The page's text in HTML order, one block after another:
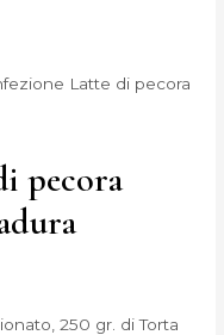
Latte di pecora
pecora
250 gr. di Torta